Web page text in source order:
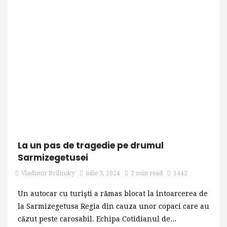
La un pas de tragedie pe drumul
Sarmizegetusei
Vladimir Brilinsky iulie 3, 2024 2 min read 1442
Un autocar cu turişti a rămas blocat la întoarcerea de
la Sarmizegetusa Regia din cauza unor copaci care au
căzut peste carosabil. Echipa Cotidianul de...